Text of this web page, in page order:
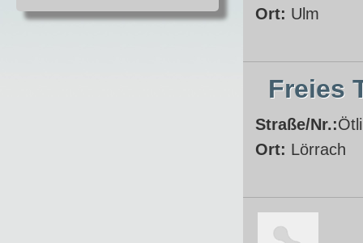
Ort: Ulm
Freies
Straße/Nr.:
Ort: Lörrach